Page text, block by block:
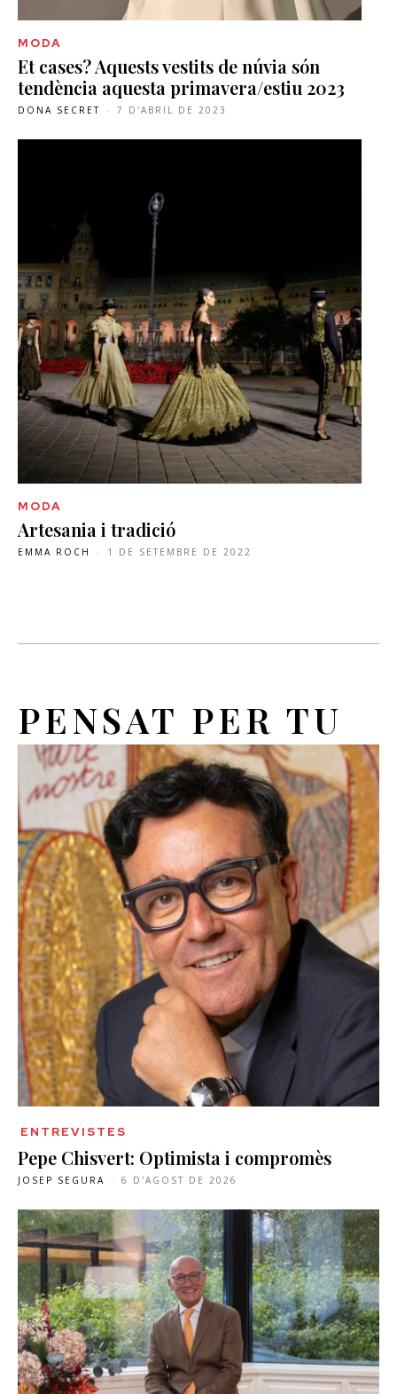
MODA
Et cases? Aquests vestits de núvia són
tendència aquesta primavera/estiu 2023
DONA SECRET - 7 D'ABRIL DE 2023
MODA
Artesania i tradició
EMMA ROCH - 1 DE SETEMBRE DE 2022
PENSAT PER TU
ENTREVISTES
Pepe Chisvert: Optimista i compromès
JOSEP SEGURA - 6 D'AGOST DE 2026